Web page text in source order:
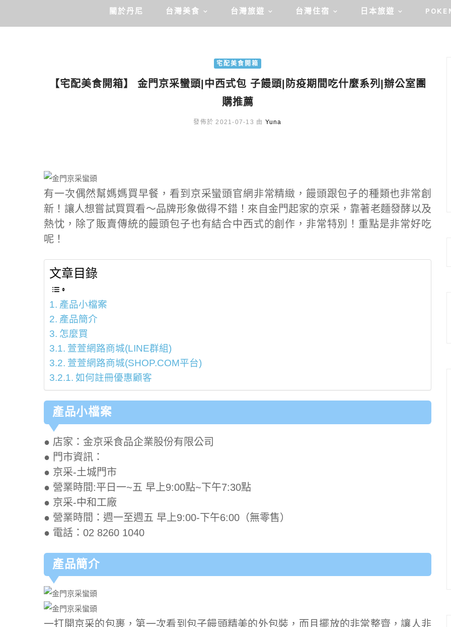
關於丹尼 台灣美食 台灣旅遊 台灣住宿 日本旅遊
宅配美食開箱
【宅配美食開箱】 金門京采蠻頭|中西式包 子饅頭|防疫期間吃什麼系列|辦公室團
購推薦
發佈於 2021-07-13 由 Yuna
有一次偶然幫媽媽買早餐，看到京采蠻頭官網非常精緻，饅頭跟包子的種類也非常創
新！讓人想嘗試買買看～品牌形象做得不錯！來自金門起家的京采，靠著老麵發酵以及
熱忱，除了販賣傳統的饅頭包子也有結合中西式的創作，非常特別！重點是非常好吃
呢！
文章目錄
產品小檔案
產品簡介
怎麼買
萱萱網路商城(LINE群組)
萱萱網路商城(SHOP.COM平台)
如何註冊優惠顧客
產品小檔案
● 店家：金京采食品企業股份有限公司
● 門市資訊：
● 京采-土城門市
● 營業時間:平日一~五 早上9:00點~下午7:30點
● 京采-中和工廠
● 營業時間：週一至週五 早上9:00-下午6:00（無零售）
● 電話：02 8260 1040
產品簡介
一打開京采的包裹，第一次看到包子饅頭精美的外包裝，而且擺放的非常整齊，讓人非